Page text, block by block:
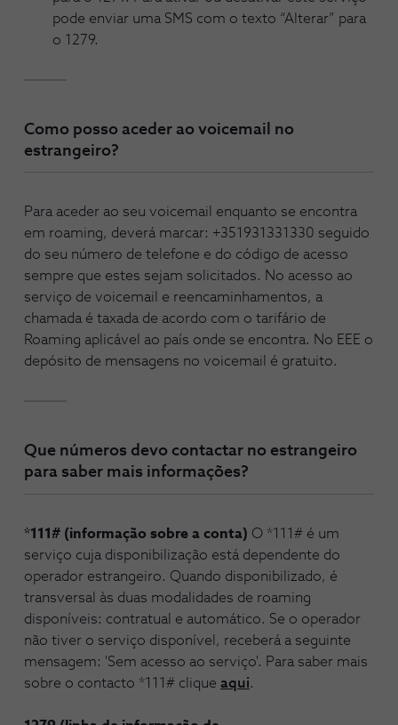
pode enviar uma SMS com o texto “Alterar” para
o 1279.
Como posso aceder ao voicemail no
estrangeiro?
Para aceder ao seu voicemail enquanto se encontra
em roaming, deverá marcar: +351931331330 seguido
do seu número de telefone e do código de acesso
sempre que estes sejam solicitados. No acesso ao
serviço de voicemail e reencaminhamentos, a
chamada é taxada de acordo com o tarifário de
Roaming aplicável ao país onde se encontra. No EEE o
depósito de mensagens no voicemail é gratuito.
Que números devo contactar no estrangeiro
para saber mais informações?
*111# (informação sobre a conta) O *111# é um
serviço cuja disponibilização está dependente do
operador estrangeiro. Quando disponibilizado, é
transversal às duas modalidades de roaming
disponíveis: contratual e automático. Se o operador
não tiver o serviço disponível, receberá a seguinte
mensagem: 'Sem acesso ao serviço'. Para saber mais
sobre o contacto *111# clique aqui.